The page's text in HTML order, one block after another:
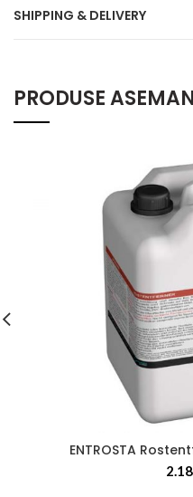
SHIPPING & DELIVERY
PRODUSE
ENTROSTA